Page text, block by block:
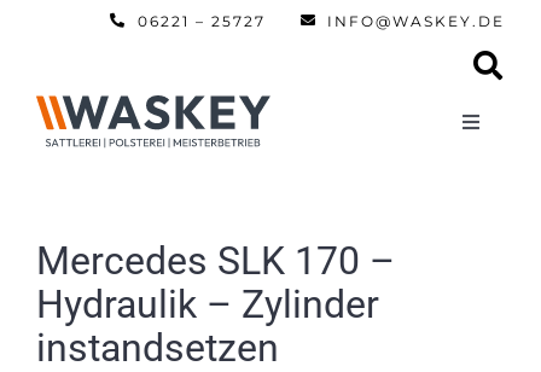
06221 – 25727 INFO@WASKEY.DE
Toggle
Mercedes SLK 170 –
Hydraulik – Zylinder
instandsetzen